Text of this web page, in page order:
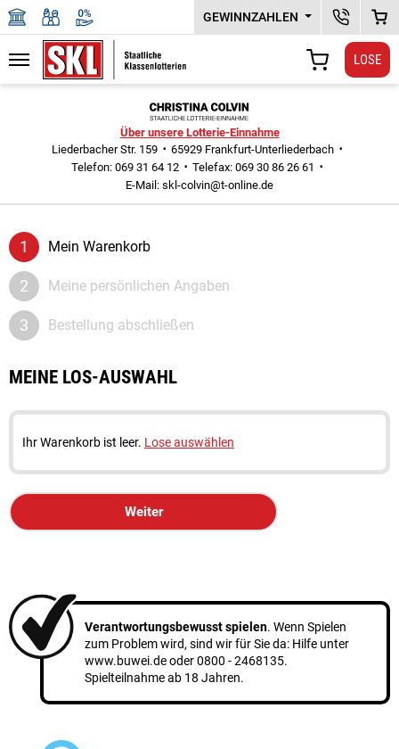
Über unsere Lotterie-Einnahme
Liederbacher Str. 159
65929 Frankfurt-Unterliederbach
Telefon: 069 31 64 12
Telefax: 069 30 86 26 61
E-Mail: skl-colvin@t-online.de
GEWINNZAHLEN
Navigation
LOSE
Mein Warenkorb
Meine persönlichen Angaben
Bestellung abschließen
MEINE LOS-AUSWAHL
Ihr Warenkorb ist leer. Lose auswählen
Weiter
Verantwortungsbewusst spielen. Wenn Spielen
zum Problem wird, sind wir für Sie da: Hilfe unter
www.buwei.deoder0800 - 2468135.
Spielteilnahme ab 18 Jahren.